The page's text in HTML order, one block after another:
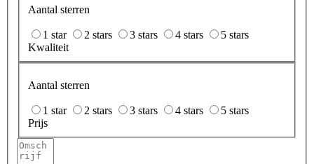
Aantal sterren
1 star 2 stars 3 stars 4 stars
5 stars
Kwaliteit
Aantal sterren
1 star 2 stars 3 stars 4 stars
5 stars
Prijs